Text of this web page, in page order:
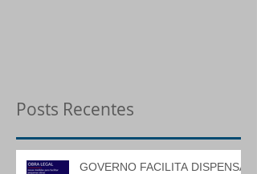
Posts Recentes
GOVERNO FACILITA DISPENSA